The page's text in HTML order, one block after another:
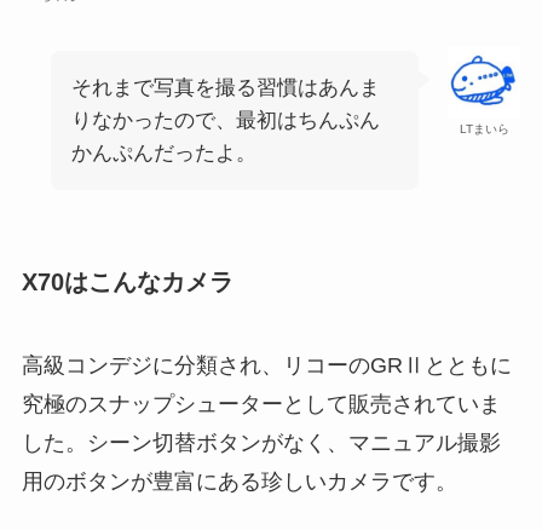
LTまいら
それまで写真を撮る習慣はあんま
りなかったので、最初はちんぷん
かんぷんだったよ。
X70はこんなカメラ
高級コンデジに分類され、リコーのGRⅡとともに
究極のスナップシューターとして販売されていま
した。シーン切替ボタンがなく、マニュアル撮影
用のボタンが豊富にある珍しいカメラです。